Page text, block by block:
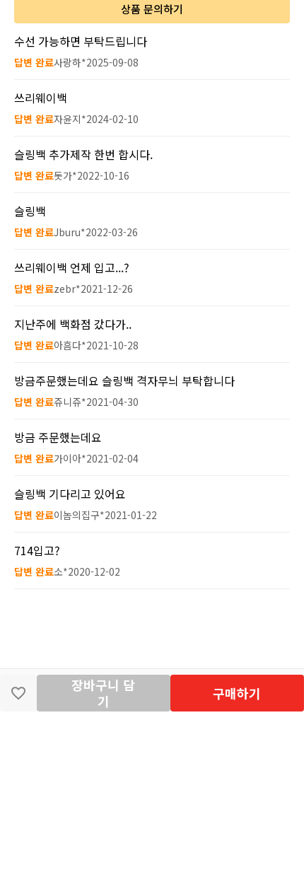
상품 문의하기
수선 가능하면 부탁드립니다
답변 완료사랑하*2025-09-08
쓰리웨이백
답변 완료자윤지*2024-02-10
슬링백 추가제작 한번 합시다.
답변 완료돗가*2022-10-16
슬링백
답변 완료Jburu*2022-03-26
쓰리웨이백 언제 입고...?
답변 완료zebr*2021-12-26
지난주에 백화점 갔다가..
답변 완료아흠다*2021-10-28
방금주문했는데요 슬링백 격자무늬 부탁합니다
답변 완료쥬니쥬*2021-04-30
방금 주문했는데요
답변 완료가이아*2021-02-04
슬링백 기다리고 있어요
답변 완료이놈의집구*2021-01-22
714입고?
답변 완료소*2020-12-02
장바구니 담
기
구매하기
딴지마켓이용약관개인정보처리방침
공지사항